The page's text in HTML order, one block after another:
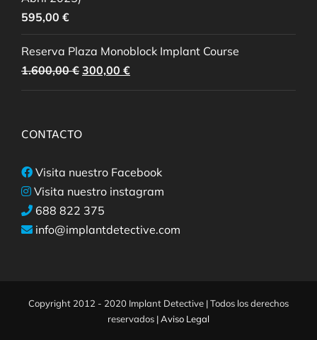
595,00 €
Reserva Plaza Monoblock Implant Course
1.600,00€ El
precio
300,00 €El
precio
CONTACTO
Visita nuestro Facebook
Visita nuestro instagram
688 822 375
info@implantdetective.com
Copyright 2012 - 2020 Implant Detective | Todos los derechos
reservados |Aviso Legal